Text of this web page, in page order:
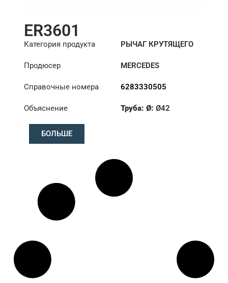
ER3601
Категория продукта
РЫЧАГ КРУТЯЩЕГО
Продюсер
MERCEDES
Справочные номера 6283330505
Объяснение Труба: Ø: Ø42
БОЛЬШЕ